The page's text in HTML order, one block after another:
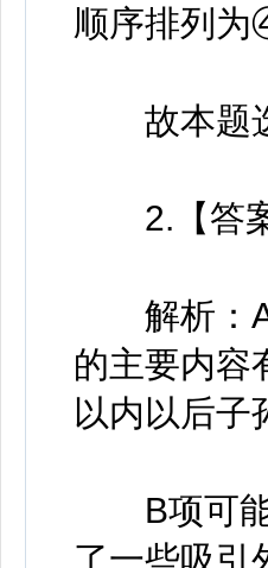
顺序排列
故本题选
2.【答案
解析：A
的主要内容
以内以后子
B项可能
了一些吸引